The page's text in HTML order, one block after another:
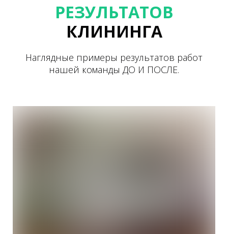
РЕЗУЛЬТАТОВ
КЛИНИНГА
Наглядные примеры результатов работ
нашей команды ДО И ПОСЛЕ.